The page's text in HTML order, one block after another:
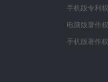
手机版专利权
电脑版著作权
手机版著作权